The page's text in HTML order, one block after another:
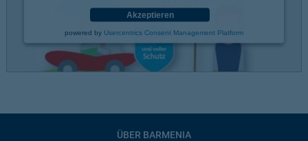
Akzeptieren
powered by Usercentrics Consent Management Platform
ÜBER BARMENIA